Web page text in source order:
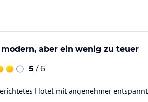
aber ein wenig zu teuer
5 / 6
Hotel mit angenehmer